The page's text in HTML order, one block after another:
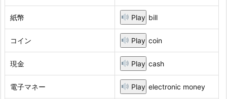
紙幣 Play bill
コイン Play coin
現金 Play cash
電子マネー Play electronic money